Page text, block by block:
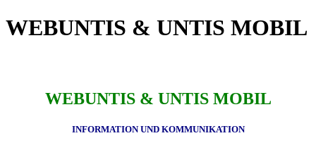
WEBUNTIS & UNTIS MOBIL
WEBUNTIS & UNTIS MOBIL
INFORMATION UND KOMMUNIKATION